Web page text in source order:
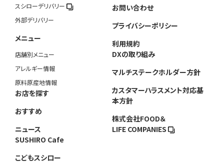
スシローデリバリー
外部デリバリー
メニュー
店舗別メニュー
アレルギー情報
原料原産地情報
お店を探す
おすすめ
ニュース
SUSHIRO Cafe
こどもスシロー
お問い合わせ
プライバシーポリシー
利用規約
DXの取り組み
マルチステークホルダー方針
カスタマーハラスメント対応基
本方針
株式会社FOOD＆
LIFE COMPANIES